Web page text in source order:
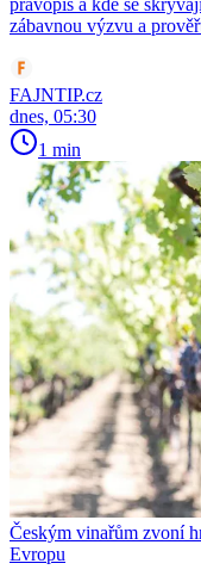
zábavnou výzvu a
FAJNTIP.cz
dnes, 05:30
1 min
Českým vinařům zvoní
Evropu